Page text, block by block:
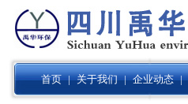
首页 | 关于我们 | 企业动态 |